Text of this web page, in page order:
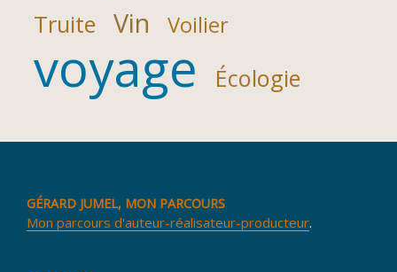
Truite Vin Voilier
voyage Écologie
GÉRARD JUMEL, MON PARCOURS
Mon parcours d'auteur-réalisateur-producteur.